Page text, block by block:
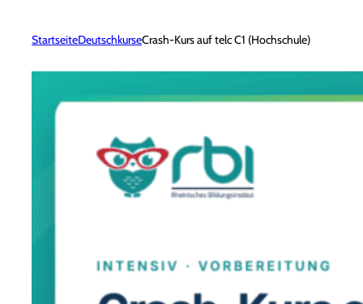
StartseiteDeutschkurseCrash-Kurs auf telc C1 (Hochschule)